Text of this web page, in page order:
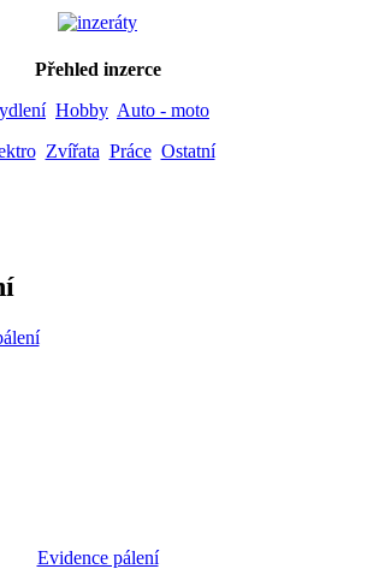
Přehled inzerce
Hobby Auto - moto
Zvířata Práce Ostatní
Evidence pálení